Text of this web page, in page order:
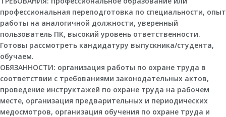
профессиональная переподготовка по специальности, опыт
работы на аналогичной должности, уверенный
пользователь ПК, высокий уровень ответственности.
Готовы рассмотреть кандидатуру выпускника/студента,
обучаем.
ОБЯЗАННОСТИ: организация работы по охране труда в
соответствии с требованиями законодательных актов,
проведение инструктажей по охране труда на рабочем
месте, организация предварительных и периодических
медосмотров, организация обучения по охране труда и